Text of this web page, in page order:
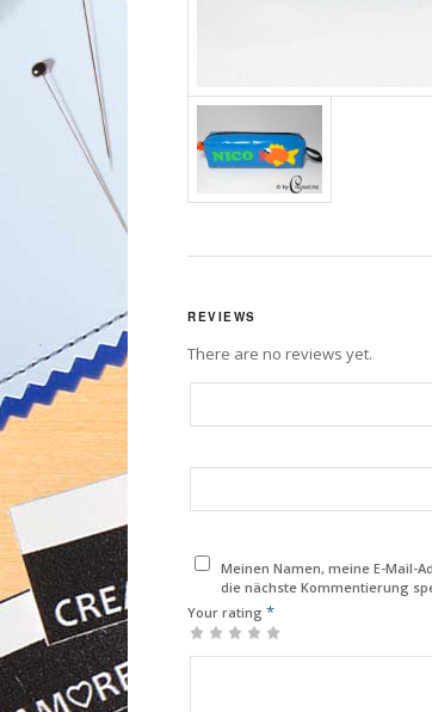
REVIEWS
There are no reviews yet.
Meinen Namen, meine E-Mail-
die nächste Kommentierung
Your rating *
1
2
3
4
5